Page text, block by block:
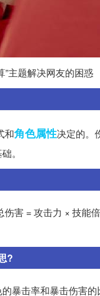
”主题解决网友的困惑
和角色属性决定的。
。
害 = 攻击力 × 技能
?
暴击率和暴击伤害